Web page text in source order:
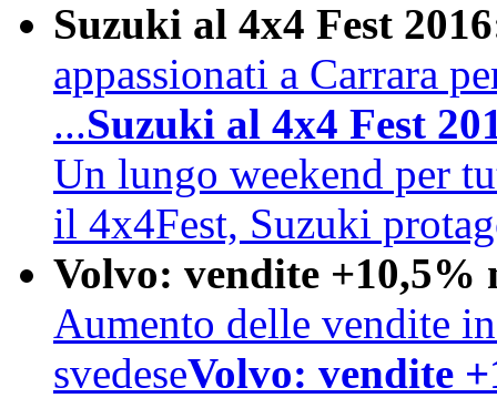
Suzuki al 4x4 Fest
appassionati a Carrara
...Suzuki al 4x4 Fest
Un lungo weekend per
il 4x4Fest, Suzuki
Volvo: vendite +10,5%
Aumento delle vendite
svedeseVolvo: vendite